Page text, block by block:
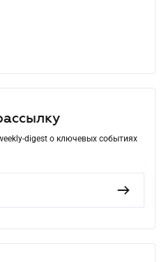
digest о ключевых событиях